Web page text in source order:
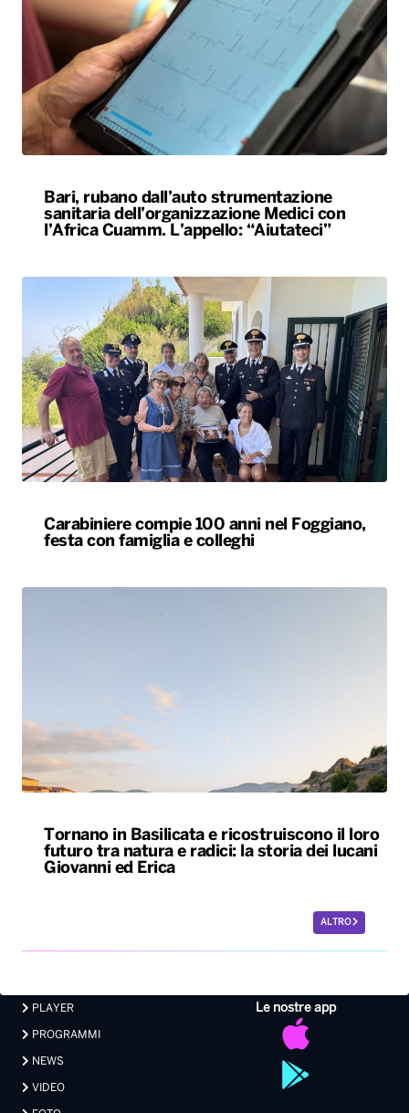
Bari, rubano dall’auto strumentazione
sanitaria dell’organizzazione Medici con
l’Africa Cuamm. L’appello: “Aiutateci”
Carabiniere compie 100 anni nel Foggiano,
festa con famiglia e colleghi
Tornano in Basilicata e ricostruiscono il loro
futuro tra natura e radici: la storia dei lucani
Giovanni ed Erica
ALTRO
Le nostre app
PLAYER
PROGRAMMI
NEWS
VIDEO